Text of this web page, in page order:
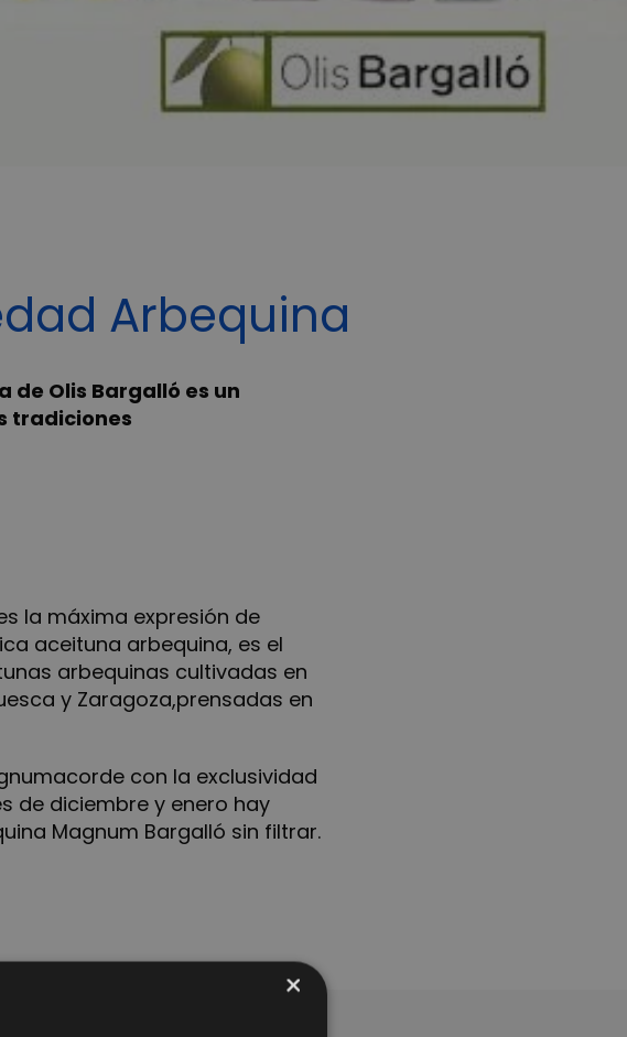
Arbequina
de Olis Bargalló es un
tradiciones
la máxima expresión de
aceituna arbequina, es el
arbequinas cultivadas en
y Zaragoza,prensadas en
con la exclusividad
de diciembre y enero hay
Magnum Bargalló sin filtrar.
×